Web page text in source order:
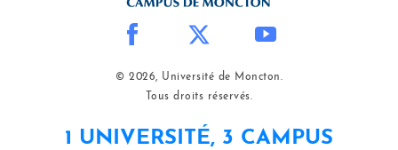
© 2026, Université de Moncton.
Tous droits réservés.
1 UNIVERSITÉ, 3 CAMPUS